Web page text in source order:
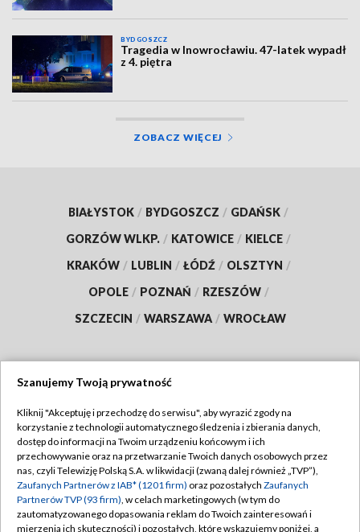
BYDGOSZCZ
Tragedia w Inowrocławiu. 47-latek wypadł
z 4. piętra
ZOBACZ WIĘCEJ
BIAŁYSTOK / BYDGOSZCZ / GDAŃSK /
GORZÓW WLKP. / KATOWICE / KIELCE /
KRAKÓW / LUBLIN / ŁÓDŹ / OLSZTYN /
OPOLE / POZNAŃ / RZESZÓW /
SZCZECIN / WARSZAWA / WROCŁAW
TVP
Abonament TVP
Emisja w TVP
Centrum informacji TVP
Regulamin TVP
Polityka prywatności
Moje zgody
Szanujemy Twoją prywatność
Kliknij "Akceptuję i przechodzę do serwisu", aby wyrazić zgody na
korzystanie z technologii automatycznego śledzenia i zbierania danych,
dostęp do informacji na Twoim urządzeniu końcowym i ich
przechowywanie oraz na przetwarzanie Twoich danych osobowych przez
nas, czyli Telewizję Polską S.A. w likwidacji (zwaną dalej również „TVP”),
Zaufanych Partnerów z IAB* (1201 firm) oraz pozostałych Zaufanych
Partnerów TVP (93 firm), w celach marketingowych (w tym do
zautomatyzowanego dopasowania reklam do Twoich zainteresowań i
mierzenia ich skuteczności) i pozostałych, które wskazujemy poniżej, a